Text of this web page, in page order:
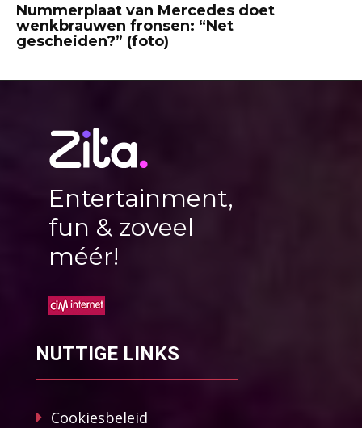
Nummerplaat van Mercedes doet
wenkbrauwen fronsen: “Net
gescheiden?” (foto)
Entertainment,
fun & zoveel
méér!
NUTTIGE LINKS
Cookiesbeleid